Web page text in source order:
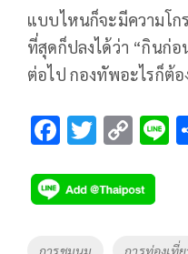
แบบไหนก็จะมีความโก
ที่สุดก็ปลงได้ว่า “กินก่
ต่อไป กองทัพอะไรก็ต้
F
e
b
o
T
tt
er
C
p
y
Li
Tags
การชุมนุม การท่องเที่